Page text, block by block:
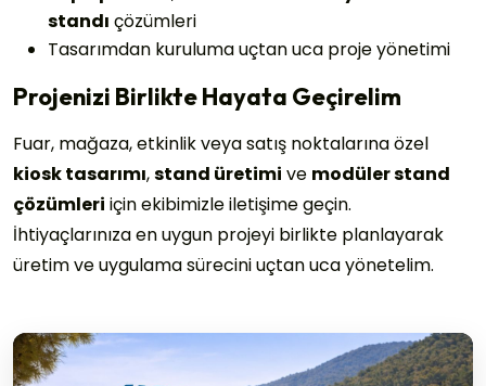
standı çözümleri
Tasarımdan kuruluma uçtan uca proje yönetimi
Projenizi Birlikte Hayata Geçirelim
Fuar, mağaza, etkinlik veya satış noktalarına özel
kiosk tasarımı,stand üretimi ve modüler stand
çözümleri için ekibimizle iletişime geçin.
İhtiyaçlarınıza en uygun projeyi birlikte planlayarak
üretim ve uygulama sürecini uçtan uca yönetelim.
Projeniz için detayları iletin, en kısa sürede dönüş
Şirket Adı *
Telefon *